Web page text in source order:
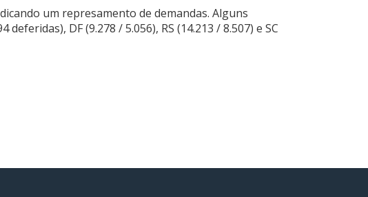
um represamento de demandas. Alguns
DF (9.278 / 5.056), RS (14.213 / 8.507) e SC